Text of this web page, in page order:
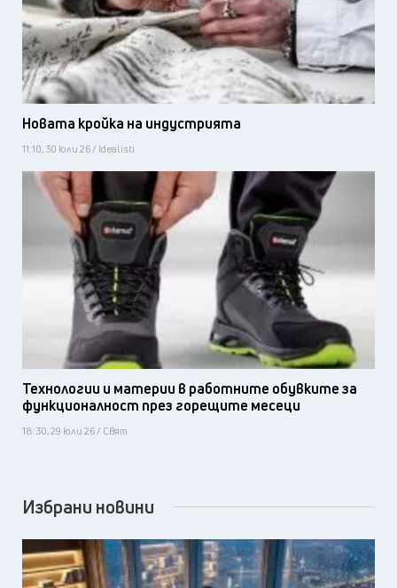
Новата кройка на индустрията
11:10, 30 юли 26 / Idealisti
Технологии и материи в работните обувките за
функционалност през горещите месеци
18:30, 29 юли 26 / Свят
Избрани новини